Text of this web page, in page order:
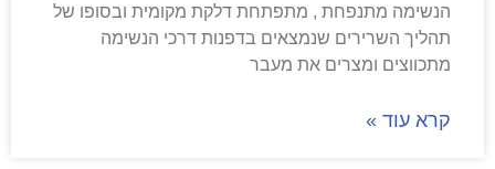
הנשימה מתנפחת , מתפתחת דלקת מקומית ובסופו של
תהליך השרירים שנמצאים בדפנות דרכי הנשימה
מתכווצים ומצרים את מעבר
קרא עוד »